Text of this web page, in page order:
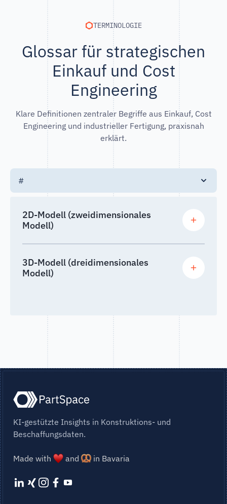
TERMINOLOGIE
Glossar für strategischen
Einkauf und Cost
Engineering
Klare Definitionen zentraler Begriffe aus Einkauf, Cost
Engineering und industrieller Fertigung, praxisnah
erklärt.
#
2D-Modell (zweidimensionales
Modell)
3D-Modell (dreidimensionales
Modell)
KI-gestützte Insights in Konstruktions- und
Beschaffungsdaten.
Made with and in Bavaria